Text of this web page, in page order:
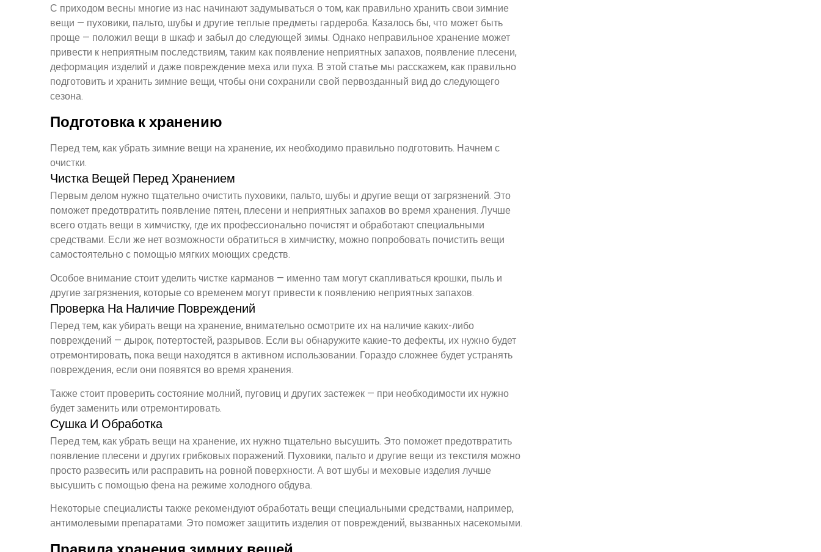
С приходом весны многие из нас начинают задумываться о том, как правильно хранить свои зимние
вещи — пуховики, пальто, шубы и другие теплые предметы гардероба. Казалось бы, что может быть
проще — положил вещи в шкаф и забыл до следующей зимы. Однако неправильное хранение может
привести к неприятным последствиям, таким как появление неприятных запахов, появление плесени,
деформация изделий и даже повреждение меха или пуха. В этой статье мы расскажем, как правильно
подготовить и хранить зимние вещи, чтобы они сохранили свой первозданный вид до следующего
сезона.
Подготовка к хранению
Перед тем, как убрать зимние вещи на хранение, их необходимо правильно подготовить. Начнем с
очистки.
Чистка Вещей Перед Хранением
Первым делом нужно тщательно очистить пуховики, пальто, шубы и другие вещи от загрязнений. Это
поможет предотвратить появление пятен, плесени и неприятных запахов во время хранения. Лучше
всего отдать вещи в химчистку, где их профессионально почистят и обработают специальными
средствами. Если же нет возможности обратиться в химчистку, можно попробовать почистить вещи
самостоятельно с помощью мягких моющих средств.
Особое внимание стоит уделить чистке карманов — именно там могут скапливаться крошки, пыль и
другие загрязнения, которые со временем могут привести к появлению неприятных запахов.
Проверка На Наличие Повреждений
Перед тем, как убирать вещи на хранение, внимательно осмотрите их на наличие каких-либо
повреждений — дырок, потертостей, разрывов. Если вы обнаружите какие-то дефекты, их нужно будет
отремонтировать, пока вещи находятся в активном использовании. Гораздо сложнее будет устранять
повреждения, если они появятся во время хранения.
Также стоит проверить состояние молний, пуговиц и других застежек — при необходимости их нужно
будет заменить или отремонтировать.
Сушка И Обработка
Перед тем, как убрать вещи на хранение, их нужно тщательно высушить. Это поможет предотвратить
появление плесени и других грибковых поражений. Пуховики, пальто и другие вещи из текстиля можно
просто развесить или расправить на ровной поверхности. А вот шубы и меховые изделия лучше
высушить с помощью фена на режиме холодного обдува.
Некоторые специалисты также рекомендуют обработать вещи специальными средствами, например,
антимолевыми препаратами. Это поможет защитить изделия от повреждений, вызванных насекомыми.